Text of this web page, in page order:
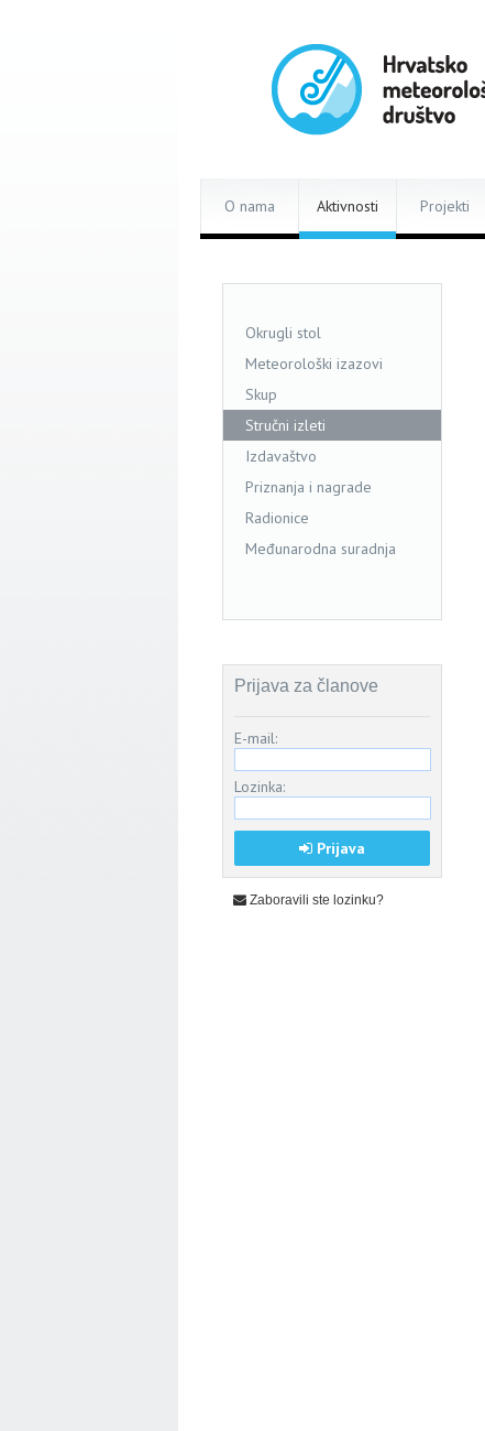
O nama Aktivnosti Projekti
Okrugli stol
Meteorološki izazovi
Skup
Stručni izleti
Izdavaštvo
Priznanja i nagrade
Radionice
Međunarodna suradnja
Prijava za članove
E-mail:
Lozinka:
Prijava
Zaboravili ste lozinku?